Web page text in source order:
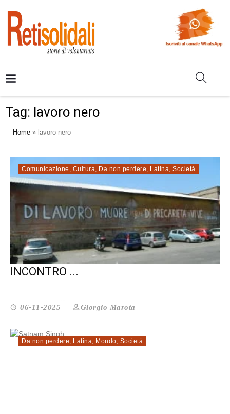
Tag: lavoro nero
Home » lavoro nero
Comunicazione , Cultura, Da non perdere, Latina, Società
TORNA PARTECIPAZIONE CON UN
INCONTRO ...
06-11-2025 Giorgio Marota
Da non perdere, Latina, Mondo, Società